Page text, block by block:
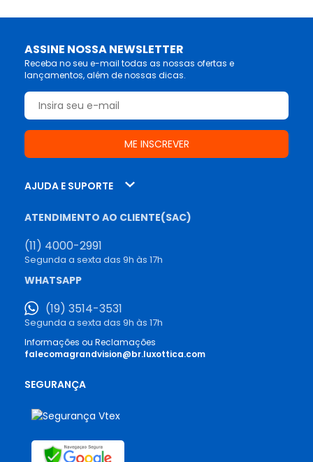
ASSINE NOSSA NEWSLETTER
Receba no seu e-mail todas as nossas ofertas e
lançamentos, além de nossas dicas.
AJUDA E SUPORTE
ATENDIMENTO AO CLIENTE(SAC)
(11) 4000-2991
Segunda a sexta das 9h às 17h
WHATSAPP
(19) 3514-3531
Segunda a sexta das 9h às 17h
Informações ou Reclamações
falecomagrandvision@br.luxottica.com
SEGURANÇA